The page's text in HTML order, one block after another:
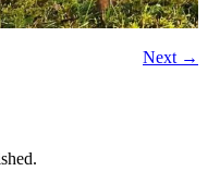
Next →